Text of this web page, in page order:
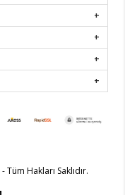
- Tüm Hakları Saklıdır.